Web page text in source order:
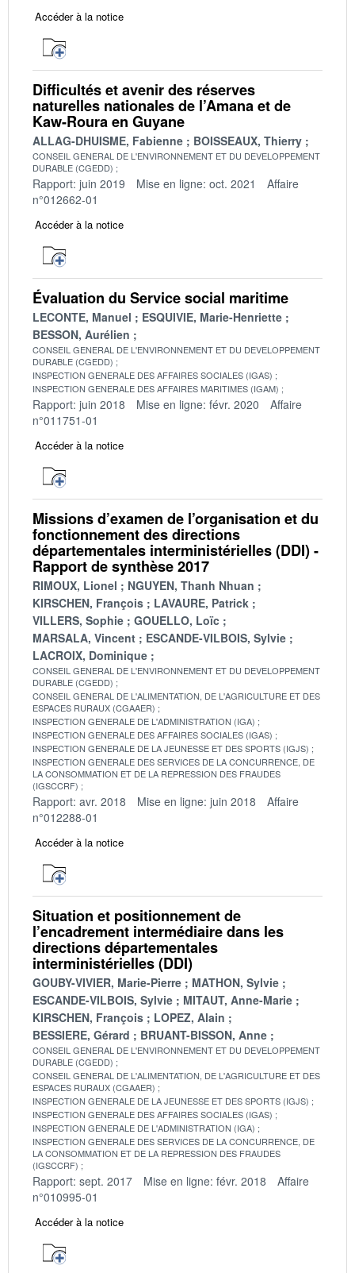
Accéder à la notice
Difficultés et avenir des réserves
naturelles nationales de l’Amana et de
Kaw-Roura en Guyane
ALLAG-DHUISME, Fabienne BOISSEAUX, Thierry
CONSEIL GENERAL DE L'ENVIRONNEMENT ET DU DEVELOPPEMENT
DURABLE (CGEDD)
Rapport: juin 2019 Mise en ligne: oct. 2021
Affaire
n°012662-01
Accéder à la notice
Évaluation du Service social maritime
LECONTE, Manuel
ESQUIVIE, Marie-Henriette
BESSON, Aurélien
CONSEIL GENERAL DE L'ENVIRONNEMENT ET DU DEVELOPPEMENT
DURABLE (CGEDD)
INSPECTION GENERALE DES AFFAIRES SOCIALES (IGAS)
INSPECTION GENERALE DES AFFAIRES MARITIMES (IGAM)
Rapport: juin 2018 Mise en ligne: févr. 2020
Affaire
n°011751-01
Accéder à la notice
Missions d’examen de l’organisation et du
fonctionnement des directions
départementales interministérielles (DDI) -
Rapport de synthèse 2017
RIMOUX, Lionel
NGUYEN, Thanh Nhuan
KIRSCHEN, François
LAVAURE, Patrick
VILLERS, Sophie
GOUELLO, Loïc
MARSALA, Vincent
ESCANDE-VILBOIS, Sylvie
LACROIX, Dominique
CONSEIL GENERAL DE L'ENVIRONNEMENT ET DU DEVELOPPEMENT
DURABLE (CGEDD)
CONSEIL GENERAL DE L'ALIMENTATION, DE L'AGRICULTURE ET DES
ESPACES RURAUX (CGAAER)
INSPECTION GENERALE DE L'ADMINISTRATION (IGA)
INSPECTION GENERALE DES AFFAIRES SOCIALES (IGAS)
INSPECTION GENERALE DE LA JEUNESSE ET DES SPORTS (IGJS)
INSPECTION GENERALE DES SERVICES DE LA CONCURRENCE, DE
LA CONSOMMATION ET DE LA REPRESSION DES FRAUDES
(IGSCCRF)
Rapport: avr. 2018 Mise en ligne: juin 2018
Affaire
n°012288-01
Accéder à la notice
Situation et positionnement de
l’encadrement intermédiaire dans les
directions départementales
interministérielles (DDI)
GOUBY-VIVIER, Marie-Pierre
MATHON, Sylvie
ESCANDE-VILBOIS, Sylvie
MITAUT, Anne-Marie
KIRSCHEN, François
LOPEZ, Alain
BESSIERE, Gérard
BRUANT-BISSON, Anne
CONSEIL GENERAL DE L'ENVIRONNEMENT ET DU DEVELOPPEMENT
DURABLE (CGEDD)
CONSEIL GENERAL DE L'ALIMENTATION, DE L'AGRICULTURE ET DES
ESPACES RURAUX (CGAAER)
INSPECTION GENERALE DE LA JEUNESSE ET DES SPORTS (IGJS)
INSPECTION GENERALE DES AFFAIRES SOCIALES (IGAS)
INSPECTION GENERALE DE L'ADMINISTRATION (IGA)
INSPECTION GENERALE DES SERVICES DE LA CONCURRENCE, DE
LA CONSOMMATION ET DE LA REPRESSION DES FRAUDES
(IGSCCRF)
Rapport: sept. 2017 Mise en ligne: févr. 2018
Affaire
n°010995-01
Accéder à la notice